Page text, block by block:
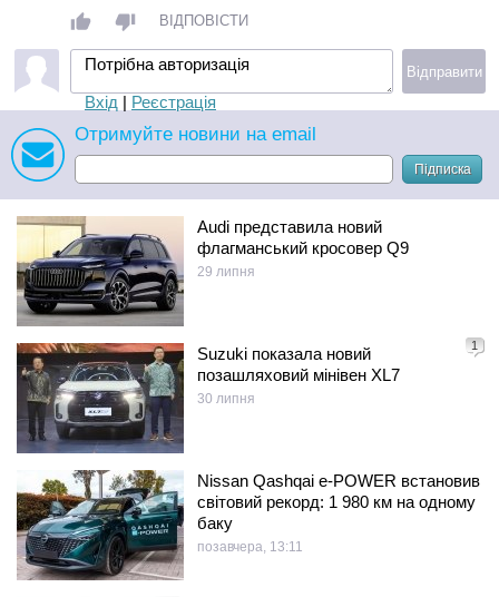
ВІДПОВІСТИ
Потрібна авторизація
Вхід | Реєстрація
Відправити
Отримуйте новини на email
Підписка
Audi представила новий
флагманський кросовер Q9
29 липня
1
Suzuki показала новий
позашляховий мінівен XL7
30 липня
Nissan Qashqai e-POWER встановив
світовий рекорд: 1 980 км на одному
баку
позавчера, 13:11